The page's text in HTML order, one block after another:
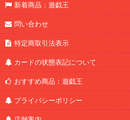
新着商品：遊戯王
問い合わせ
特定商取引法表示
カードの状態表記について
おすすめ商品：遊戯王
プライバシーポリシー